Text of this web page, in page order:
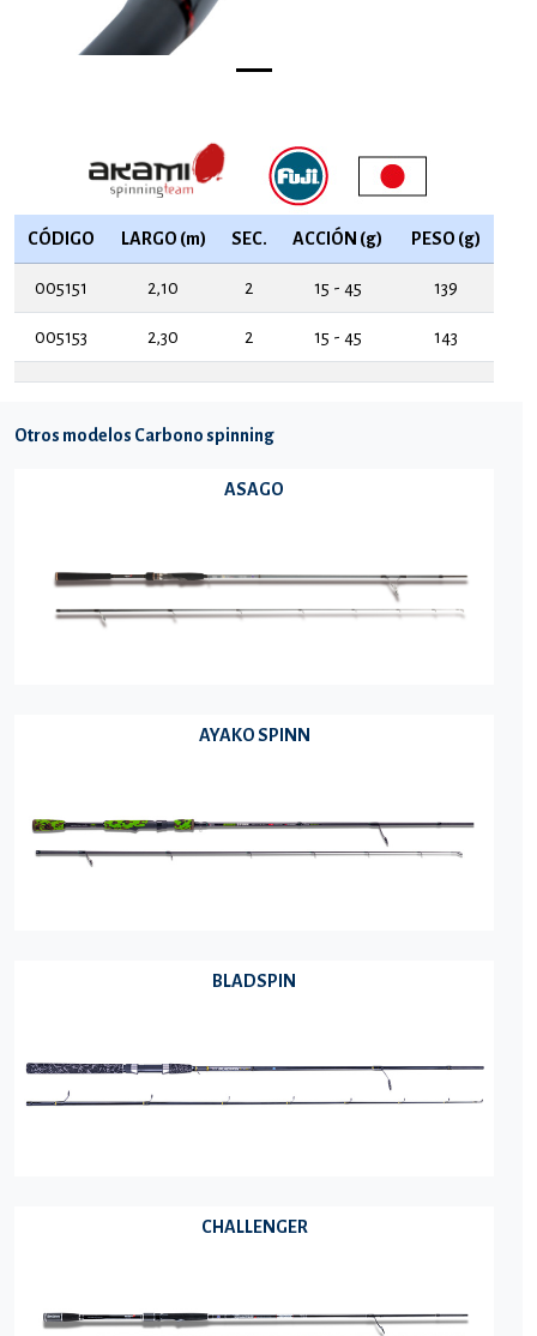
CÓDIGO LARGO (m) SEC. ACCIÓN (g) PESO (g)
005151 2,10 2 15 - 45 139
005153 2,30 2 15 - 45 143
Otros modelos Carbono spinning
ASAGO
AYAKO SPINN
BLADSPIN
CHALLENGER